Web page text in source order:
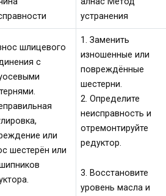
устранения
шлицевого
с
или
шестерён или
1. Заменить
изношенные или
повреждённые
шестерни.
2. Определите
неисправность и
отремонтируйте
редуктор.
3. Восстановите
уровень масла и